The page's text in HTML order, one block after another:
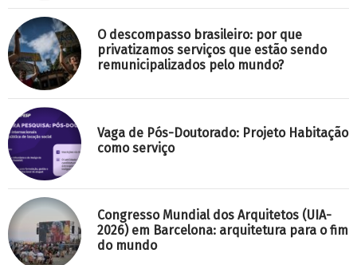
O descompasso brasileiro: por que
privatizamos serviços que estão sendo
remunicipalizados pelo mundo?
Vaga de Pós-Doutorado: Projeto Habitação
como serviço
Congresso Mundial dos Arquitetos (UIA-
2026) em Barcelona: arquitetura para o fim
do mundo